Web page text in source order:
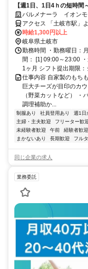
【週1日、1日4ｈの短時
タースタッフ大募集！
パルメナーラ イオンモ
アクセス 「土岐市駅」
（喫煙所/勤務地により異
時給1,300円以上
岐阜県土岐市
勤務時間 ・勤務曜日：
間： [1] 09:00～23:00
1ヶ月 シフト提出期限
仕事内容 自家製のもち
巨大チーズが目印のカ
（野菜カットなど） ・
調理補助か...
制服あり 社員登用あり 週1日
主婦・主夫歓迎
フリーター歓
未経験者歓迎
午前 経験者歓迎
まかないあり
長期歓迎 フル
同じ企業の求人
業務委託